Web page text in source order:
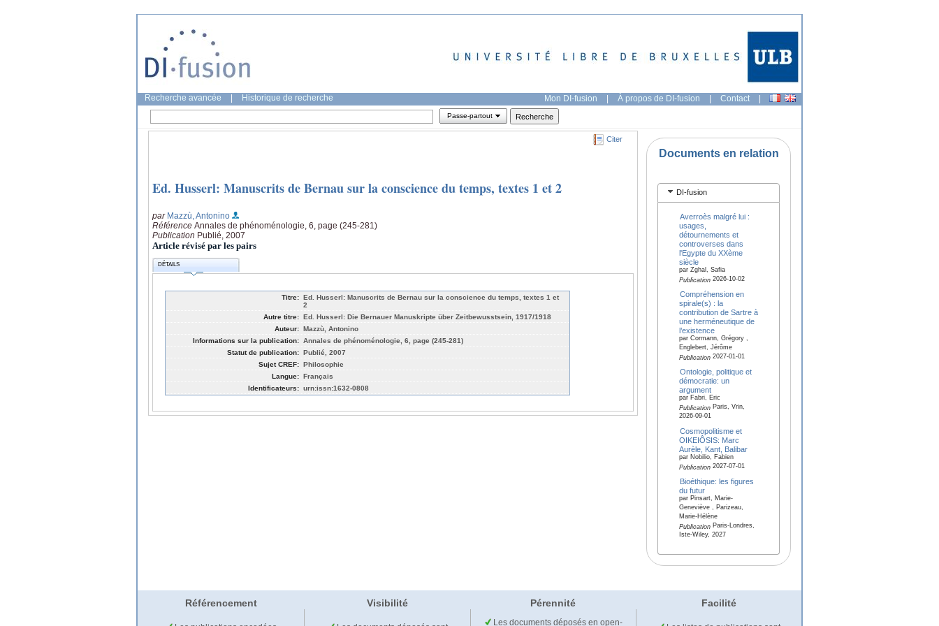
Recherche avancée Historique de recherche Mon DI-fusion | À propos de DI-fusion | Contact |
Passe-partout
Citer
Ed. Husserl: Manuscrits de Bernau sur la conscience du temps, textes 1 et 2
par Mazzù, Antonino
Référence Annales de phénoménologie, 6, page (245-281)
Publication Publié, 2007
Article révisé par les pairs
DÉTAILS
Titre: Ed. Husserl: Manuscrits de Bernau sur la conscience du temps, textes 1 et
2
Autre titre: Ed. Husserl: Die Bernauer Manuskripte über Zeitbewusstsein, 1917/1918
Auteur: Mazzù, Antonino
Informations sur la publication: Annales de phénoménologie, 6, page (245-281)
Statut de publication: Publié, 2007
Sujet CREF: Philosophie
Langue: Français
Identificateurs: urn:issn:1632-0808
Documents en relation
DI-fusion
Averroès malgré lui :
usages,
détournements et
controverses dans
l'Egypte du XXème
siècle
par Zghal, Safia
Publication2026-10-02
Compréhension en
spirale(s) : la
contribution de Sartre à
une herméneutique de
l’existence
par Cormann, Grégory ,
Englebert, Jérôme
Publication2027-01-01
Ontologie, politique et
démocratie: un
argument
par Fabri, Eric
PublicationParis, Vrin,
2026-09-01
Cosmopolitisme et
OIKEIÔSIS: Marc
Aurèle, Kant, Balibar
par Nobilio, Fabien
Publication2027-07-01
Bioéthique: les figures
du futur
par Pinsart, Marie-
Geneviève , Parizeau,
Marie-Hélène
PublicationParis-Londres,
Iste-Wiley, 2027
Référencement Visibilité Pérennité Facilité
Les documents déposés en open-